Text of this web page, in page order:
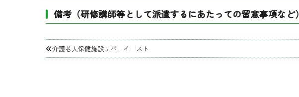
備考（研修講師等として派遣するにあたっての留意事項など）
投
稿
介護老人保健施設リバーイースト